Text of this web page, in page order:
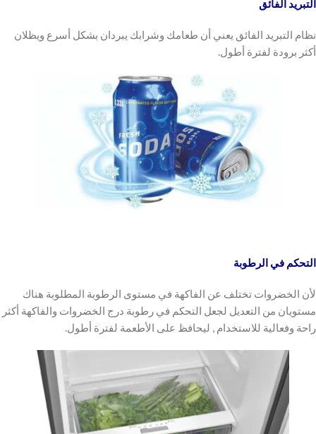
التبريد الفائق
نظام التبريد الفائق يعني أن طعامك وشرابك يبردان بشكل أسرع ويظلان
أكثر برودة لفترة أطول.
التحكم في الرطوبة
لأن الخضروات تختلف عن الفاكهة في مستوى الرطوبة المطلوبة هناك
مستويان من التعديل لجعل التحكم في رطوبة درج الخضروات والفاكهة أكثر
راحة وفعالية للاستخدام , ليحافظ على الأطعمة لفترة أطول.